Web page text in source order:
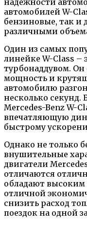
надежности
автомобилей W-
бензиновые, так и
различными
Один из самых
линейке W-Class –
турбонаддувом.
мощность и
автомобилю
несколько секунд.
Mercedes-Benz W-
впечатляющую
быстрому
Однако не только
внушительные
двигатели
отличаются
обладают
отличной
снизить расход
поездок на одной